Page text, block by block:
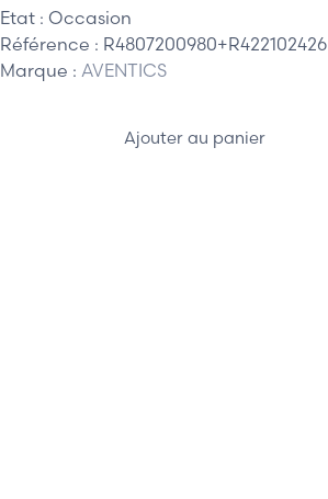
Etat : Occasion
Référence : R4807200980+R422102426
Marque : AVENTICS
Ajouter au panier